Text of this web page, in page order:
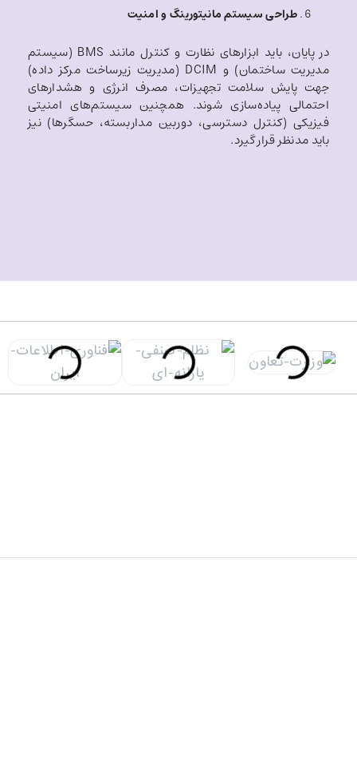
طراحی سیستم مانیتورینگ و امنیت
در پایان، باید ابزارهای نظارت و کنترل مانند BMS (سیستم
مدیریت ساختمان) و DCIM (مدیریت زیرساخت مرکز داده)
جهت پایش سلامت تجهیزات، مصرف انرژی و هشدارهای
احتمالی پیاده‌سازی شوند. همچنین سیستم‌های امنیتی
فیزیکی (کنترل دسترسی، دوربین مداربسته، حسگرها) نیز
باید مدنظر قرار گیرد.